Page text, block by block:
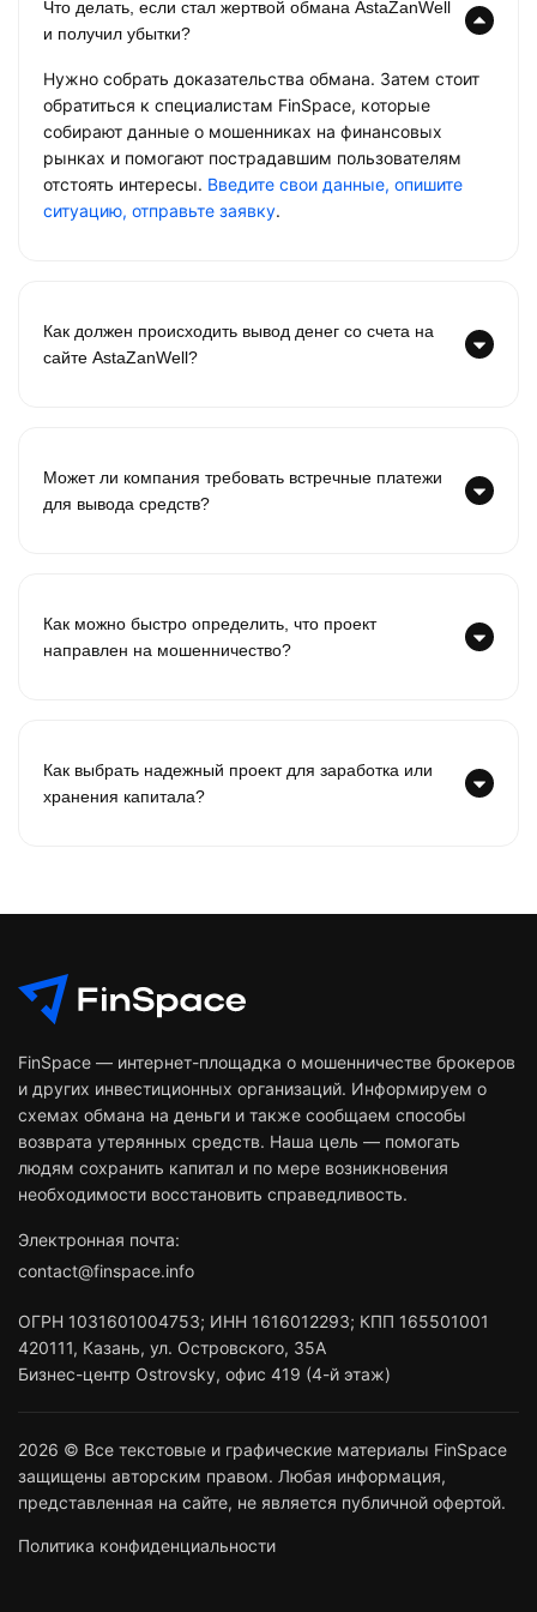
Что делать, если стал жертвой обмана AstaZanWell
и получил убытки?
Нужно собрать доказательства обмана. Затем стоит
обратиться к специалистам FinSpace, которые
собирают данные о мошенниках на финансовых
рынках и помогают пострадавшим пользователям
отстоять интересы. Введите свои данные, опишите
ситуацию, отправьте заявку.
Как должен происходить вывод денег со счета на
сайте AstaZanWell?
Может ли компания требовать встречные платежи
для вывода средств?
Как можно быстро определить, что проект
направлен на мошенничество?
Как выбрать надежный проект для заработка или
хранения капитала?
FinSpace — интернет-площадка о мошенничестве брокеров
и других инвестиционных организаций. Информируем о
схемах обмана на деньги и также сообщаем способы
возврата утерянных средств. Наша цель — помогать
людям сохранить капитал и по мере возникновения
необходимости восстановить справедливость.
Электронная почта:
contact@finspace.info
ОГРН 1031601004753; ИНН 1616012293; КПП 165501001
420111, Казань, ул. Островского, 35А
Бизнес-центр Ostrovsky, офис 419 (4-й этаж)
2026 © Все текстовые и графические материалы FinSpace
защищены авторским правом. Любая информация,
представленная на сайте, не является публичной офертой.
Политика конфиденциальности